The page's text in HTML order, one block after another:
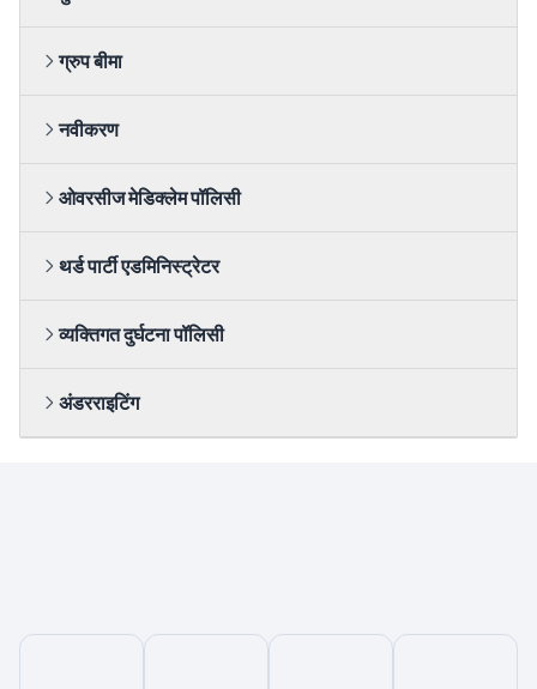
संख्या शामिल होती है। उदाहरण के लिए, एक व्यक्तिगत पॉलिसी के विपरीत, जहां
किया जाता है, और तदनुसार प्रीमियम का भुगतान किया जाता है, फैमिली फ्लोटर में
ग्रुप बीमा
एक फर्म या एक संघ एक ग्रुप के सदस्यों का बीमा करने की पॉलिसी को प्रभावित
नवीकरण
ओवरसीज मेडिक्लेम पॉलिसी
ओवरसीज मेडिक्लेम पॉलिसी उन व्यक्तियों को जारी किया जाता है जो विदेश की
वास्तविक यात्राएं करते हैं।
थर्ड पार्टी एडमिनिस्ट्रेटर
व्यक्तिगत दुर्घटना पॉलिसी
अंडरराइटिंग